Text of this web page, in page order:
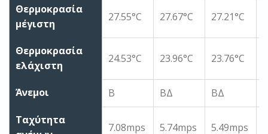
Θερμοκρασία
μέγιστη
27.55°C 27.67°C 27.21°C
Θερμοκρασία
ελάχιστη
24.53°C 23.96°C 23.76°C
Άνεμοι Β ΒΔ ΒΔ
Ταχύτητα
7.08mps 5.74mps 5.49mps